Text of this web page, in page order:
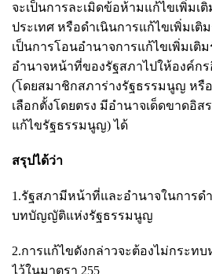
จะเป็นการละเมิดข้อห้ามแก้ไขเพิ่มเ
ประเทศ หรือดำเนินการแก้ไขเพิ่มเ
เป็นการโอนอำนาจการแก้ไขเพิ่มเติ
อำนาจหน้าที่ของรัฐสภาไปให้องค์ก
(โดยสมาชิกสภาร่างรัฐธรรมนูญ หรื
เลือกตั้งโดยตรง มีอำนาจเด็ดขาดอิส
แก้ไขรัฐธรรมนูญ) ได้
สรุปได้ว่า
1.รัฐสภามีหน้าที่และอำนาจในการด
บทบัญญัติแห่งรัฐธรรมนูญ
2.การแก้ไขดังกล่าวจะต้องไม่กระ
ไว้ในมาตรา 255